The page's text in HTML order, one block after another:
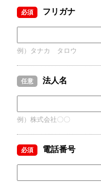
必須 フリガナ
例）タナカ タロウ
任意 法人名
例）株式会社〇〇
必須 電話番号